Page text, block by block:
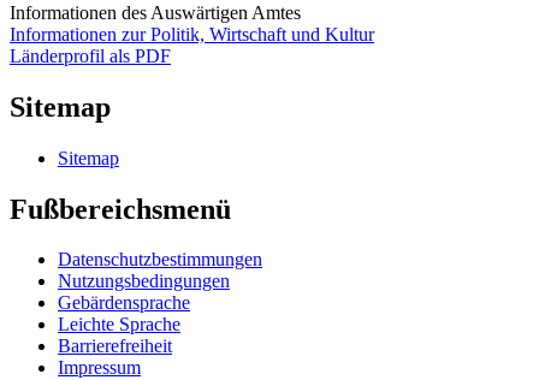
Informationen des Auswärtigen Amtes
Informationen zur Politik, Wirtschaft und Kultur
Länderprofil als PDF
Sitemap
Sitemap
Fußbereichsmenü
Datenschutzbestimmungen
Nutzungsbedingungen
Gebärdensprache
Leichte Sprache
Barrierefreiheit
Impressum